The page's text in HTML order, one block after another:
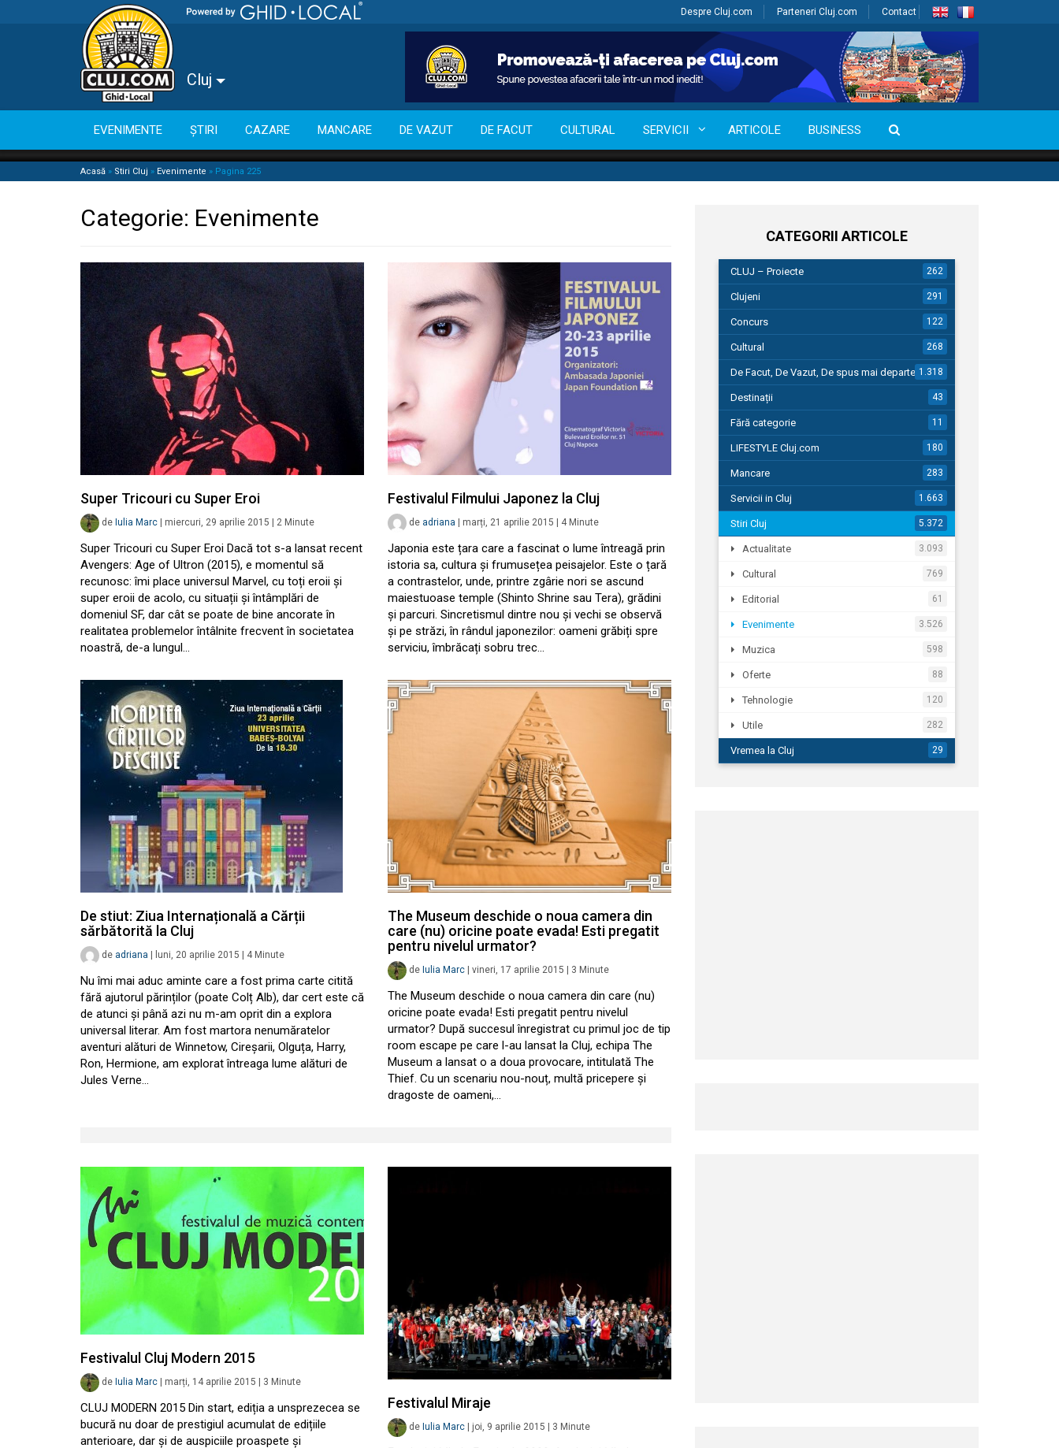
Despre Cluj.com Parteneri Cluj.com Contact
Cluj
EVENIMENTE ȘTIRI CAZARE MANCARE DE VAZUT DE FACUT CULTURAL SERVICII ARTICOLE BUSINESS
Acasă » Stiri Cluj » Evenimente » Pagina 225
Categorie: Evenimente
Super Tricouri cu Super Eroi
de Iulia Marc miercuri, 29 aprilie 2015 2 Minute
Super Tricouri cu Super Eroi Dacă tot s-a lansat recent
Avengers: Age of Ultron (2015), e momentul să
recunosc: îmi place universul Marvel, cu toți eroii și
super eroii de acolo, cu situații și întâmplări de
domeniul SF, dar cât se poate de bine ancorate în
realitatea problemelor întâlnite frecvent în societatea
noastră, de-a lungul…
Festivalul Filmului Japonez la Cluj
de adriana marți, 21 aprilie 2015 4 Minute
Japonia este țara care a fascinat o lume întreagă prin
istoria sa, cultura și frumusețea peisajelor. Este o țară
a contrastelor, unde, printre zgârie nori se ascund
maiestuoase temple (Shinto Shrine sau Tera), grădini
și parcuri. Sincretismul dintre nou și vechi se observă
și pe străzi, în rândul japonezilor: oameni grăbiți spre
serviciu, îmbrăcați sobru trec…
De stiut: Ziua Internațională a Cărții
sărbătorită la Cluj
de adriana luni, 20 aprilie 2015 4 Minute
Nu îmi mai aduc aminte care a fost prima carte citită
fără ajutorul părinților (poate Colț Alb), dar cert este că
de atunci și până azi nu m-am oprit din a explora
universal literar. Am fost martora nenumăratelor
aventuri alături de Winnetow, Cireșarii, Olguța, Harry,
Ron, Hermione, am explorat întreaga lume alături de
Jules Verne…
The Museum deschide o noua camera din
care (nu) oricine poate evada! Esti pregatit
pentru nivelul urmator?
de Iulia Marc vineri, 17 aprilie 2015 3 Minute
The Museum deschide o noua camera din care (nu)
oricine poate evada! Esti pregatit pentru nivelul
urmator? După succesul înregistrat cu primul joc de tip
room escape pe care l-au lansat la Cluj, echipa The
Museum a lansat o a doua provocare, intitulată The
Thief. Cu un scenariu nou-nouț, multă pricepere și
dragoste de oameni,…
Festivalul Cluj Modern 2015
de Iulia Marc | marți, 14 aprilie 2015 | 3 Minute
CLUJ MODERN 2015 Din start, ediția a unsprezecea se
bucură nu doar de prestigiul acumulat de edițiile
anterioare, dar și de auspiciile proaspete și
Festivalul Miraje
de Iulia Marc joi, 9 aprilie 2015 3 Minute
CATEGORII ARTICOLE
CLUJ – Proiecte 262
Clujeni 291
Concurs 122
Cultural 268
De Facut, De Vazut, De spus mai departe…1.318
Destinații 43
Fără categorie 11
LIFESTYLE Cluj.com 180
Mancare 283
Servicii in Cluj 1.663
Stiri Cluj 5.372
Actualitate 3.093
Cultural 769
Editorial 61
Evenimente 3.526
Muzica 598
Oferte 88
Tehnologie 120
Utile 282
Vremea la Cluj 29